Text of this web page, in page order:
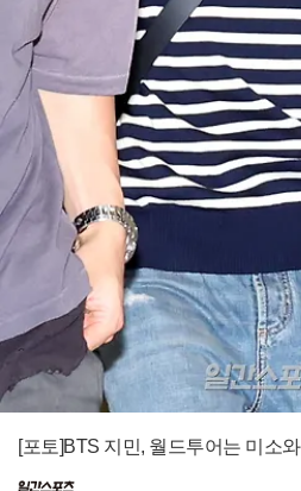
[포토]BTS 지민, 월드투어는 미소